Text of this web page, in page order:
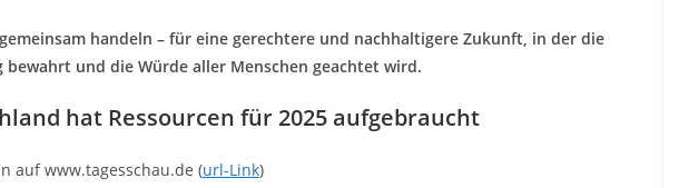
handeln – für eine gerechtere und nachhaltigere Zukunft, in der die
bewahrt und die Würde aller Menschen geachtet wird.
hat Ressourcen für 2025 aufgebraucht
auf www.tagesschau.de (url-Link)